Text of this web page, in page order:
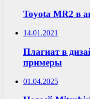
Toyota MR2 в
14.01.2021
Плагиат в
примеры
01.04.2025